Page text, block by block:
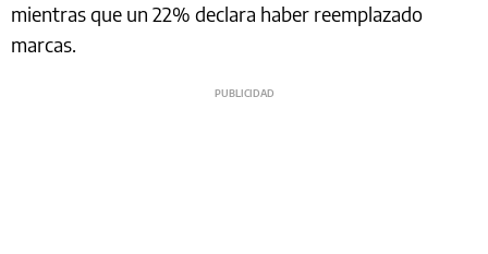
mientras que un 22% declara haber reemplazado
marcas.